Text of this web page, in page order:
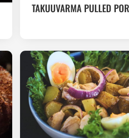
TAKUUVARMA PULLED